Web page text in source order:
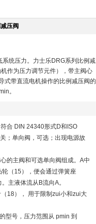
压阀
统压力。力士乐DRG系列比例减
作为压力调节元件），带主阀心
式带直流电机操作的比例减压阀的
。
合 DIN 24340形式D和ISO
；单向阀，可选；出现电源故
的主阀和可选单向阀组成。A中
（15），便会通过弹簧座
主液体流从B流向A。
18）， 用于限制zui小和zui大
型号，压力范围从 pmin 到